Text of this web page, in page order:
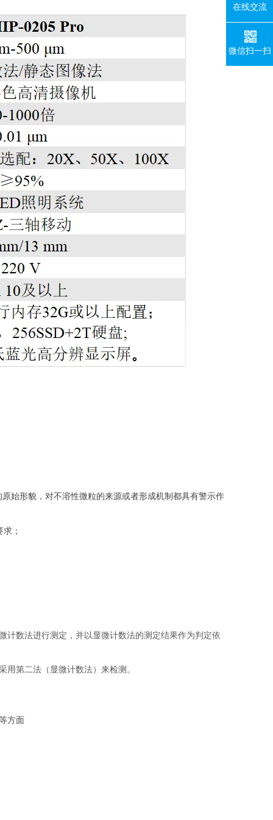
原始形貌，对不溶性微粒的来源或者形成机制都具有警示作
；
计数法进行测定，并以显微计数法的测定结果作为判定依
第二法（显微计数法）来检测。
方面
在线交流
微信扫一扫